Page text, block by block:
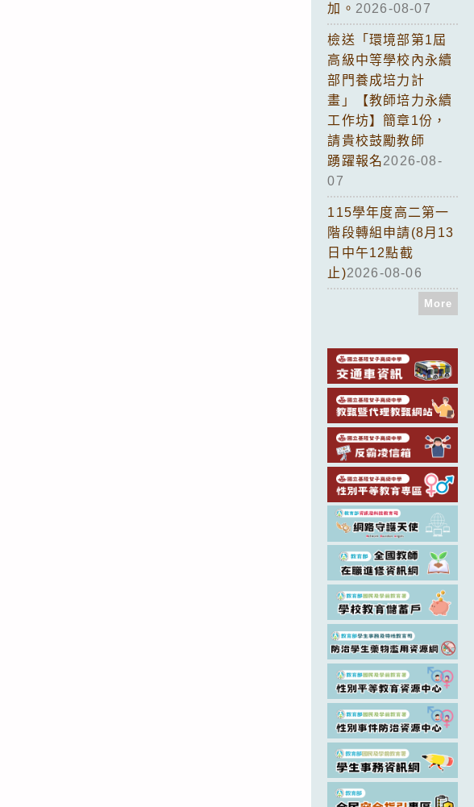
加。 2026-08-07
檢送「環境部第1屆
高級中等學校內永續
部門養成培力計
畫」【教師培力永續
工作坊】簡章1份，
請貴校鼓勵教師
踴躍報名2026-08-
07
115學年度高二第一
階段轉組申請(8月13
日中午12點截
止)2026-08-06
More